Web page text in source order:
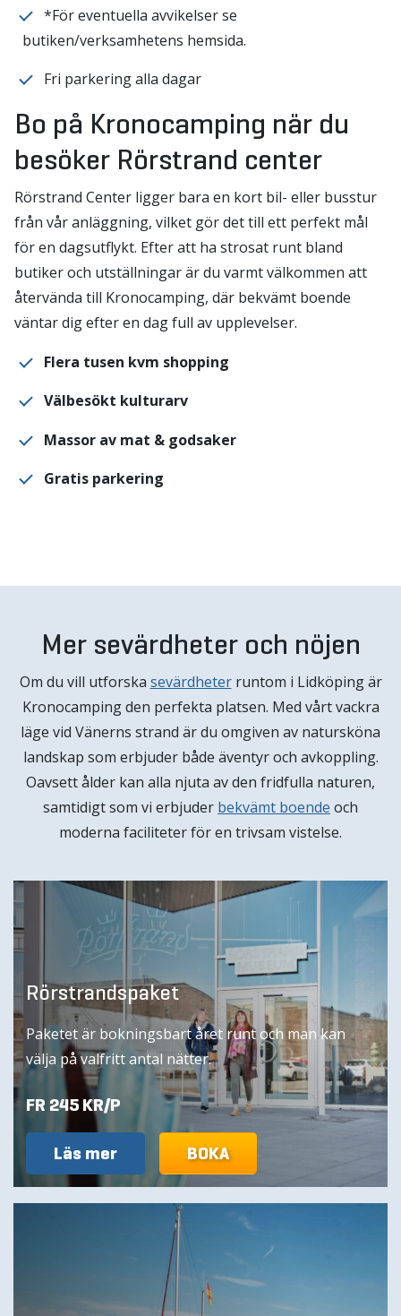
*För eventuella avvikelser se
butiken/verksamhetens hemsida.
Fri parkering alla dagar
Bo på Kronocamping när du
besöker Rörstrand center
Rörstrand Center ligger bara en kort bil- eller busstur
från vår anläggning, vilket gör det till ett perfekt mål
för en dagsutflykt. Efter att ha strosat runt bland
butiker och utställningar är du varmt välkommen att
återvända till Kronocamping, där bekvämt boende
väntar dig efter en dag full av upplevelser.
Flera tusen kvm shopping
Välbesökt kulturarv
Massor av mat & godsaker
Gratis parkering
Mer sevärdheter och nöjen
Om du vill utforska sevärdheterruntom i Lidköping är
Kronocamping den perfekta platsen. Med vårt vackra
läge vid Vänerns strand är du omgiven av natursköna
landskap som erbjuder både äventyr och avkoppling.
Oavsett ålder kan alla njuta av den fridfulla naturen,
samtidigt som vi erbjuder bekvämt boende och
moderna faciliteter för en trivsam vistelse.
Rörstrandspaket
Paketet är bokningsbart året runt och man kan
välja på valfritt antal nätter.
FR 245 KR/P
Läs mer BOKA